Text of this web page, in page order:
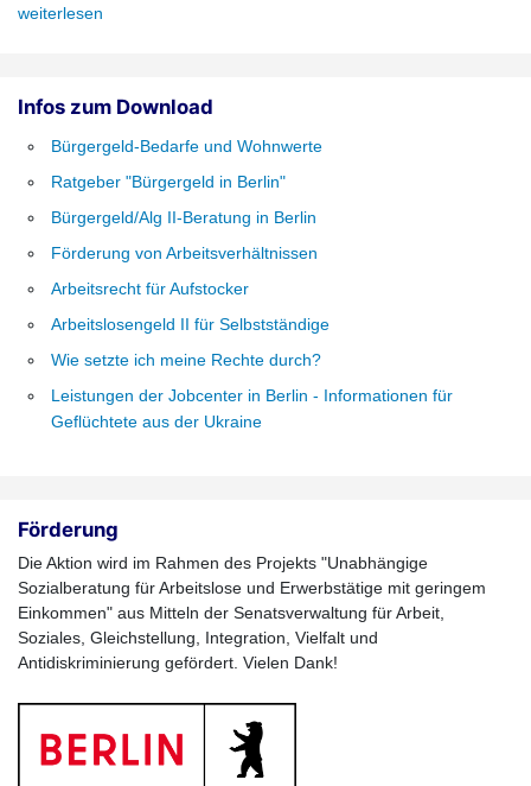
weiterlesen
Infos zum Download
Bürgergeld-Bedarfe und Wohnwerte
Ratgeber "Bürgergeld in Berlin"
Bürgergeld/Alg II-Beratung in Berlin
Förderung von Arbeitsverhältnissen
Arbeitsrecht für Aufstocker
Arbeitslosengeld II für Selbstständige
Wie setzte ich meine Rechte durch?
Leistungen der Jobcenter in Berlin - Informationen für
Geflüchtete aus der Ukraine
Förderung
Die Aktion wird im Rahmen des Projekts "Unabhängige
Sozialberatung für Arbeitslose und Erwerbstätige mit geringem
Einkommen" aus Mitteln der Senatsverwaltung für Arbeit,
Soziales, Gleichstellung, Integration, Vielfalt und
Antidiskriminierung gefördert. Vielen Dank!